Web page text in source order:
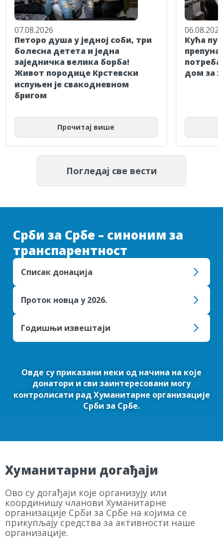
07.08.2026
Петоро душа у једној соби, три
болесна детета и једна
заједничка велика борба!
Живот породице Крстевски
испуњен је свакодневном
бригом
Прочитај више
06.08.2026
Кућа
препуна
дом за
Погледај све вести
Срби за Србе – синоним за
транспарентност
Списак донација
Проток новца у 2026.
Годишњи извештаји
Овде су приказани неки од начина на које
донатори и сви заинтересовани могу
контролисати рад Хуманитарне организације
Срби за Србе.
Хуманитарни догађаји
Ово су догађаји које организују или
координишу чланови Хуманитарне
организације Срби за Србе на којима се
прикупљају средства за активности наше
организације.